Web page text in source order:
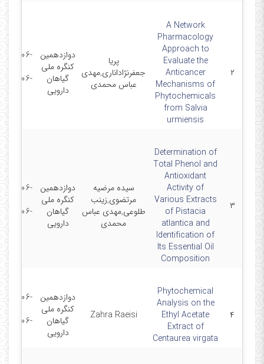
۲
A Network
Pharmacology
Approach to
Evaluate the
Anticancer
Mechanisms of
Phytochemicals
from Salvia
urmiensis
پریا
جعفرنژاداناری,مهدی
عباس محمدی
دوازدهمین
کنگره ملی
گیاهان
دارویی
2025-06-
2025-06-
۳
Determination of
Total Phenol and
Antioxidant
Activity of
Various Extracts
of Pistacia
atlantica and
Identification of
Its Essential Oil
Composition
سیده مرضیه
مرتضوی,زینب
طلوعی,مهدی عباس
محمدی
دوازدهمین
کنگره ملی
گیاهان
دارویی
2025-06-
2025-06-
۴
Phytochemical
Analysis on the
Ethyl Acetate
Extract of
Centaurea virgata
Zahra Raeisi
دوازدهمین
کنگره ملی
گیاهان
دارویی
2025-06-
2025-06-